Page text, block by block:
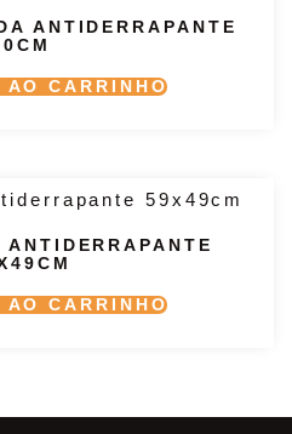
ANTIDERRAPANTE
AO CARRINHO
AO CARRINHO